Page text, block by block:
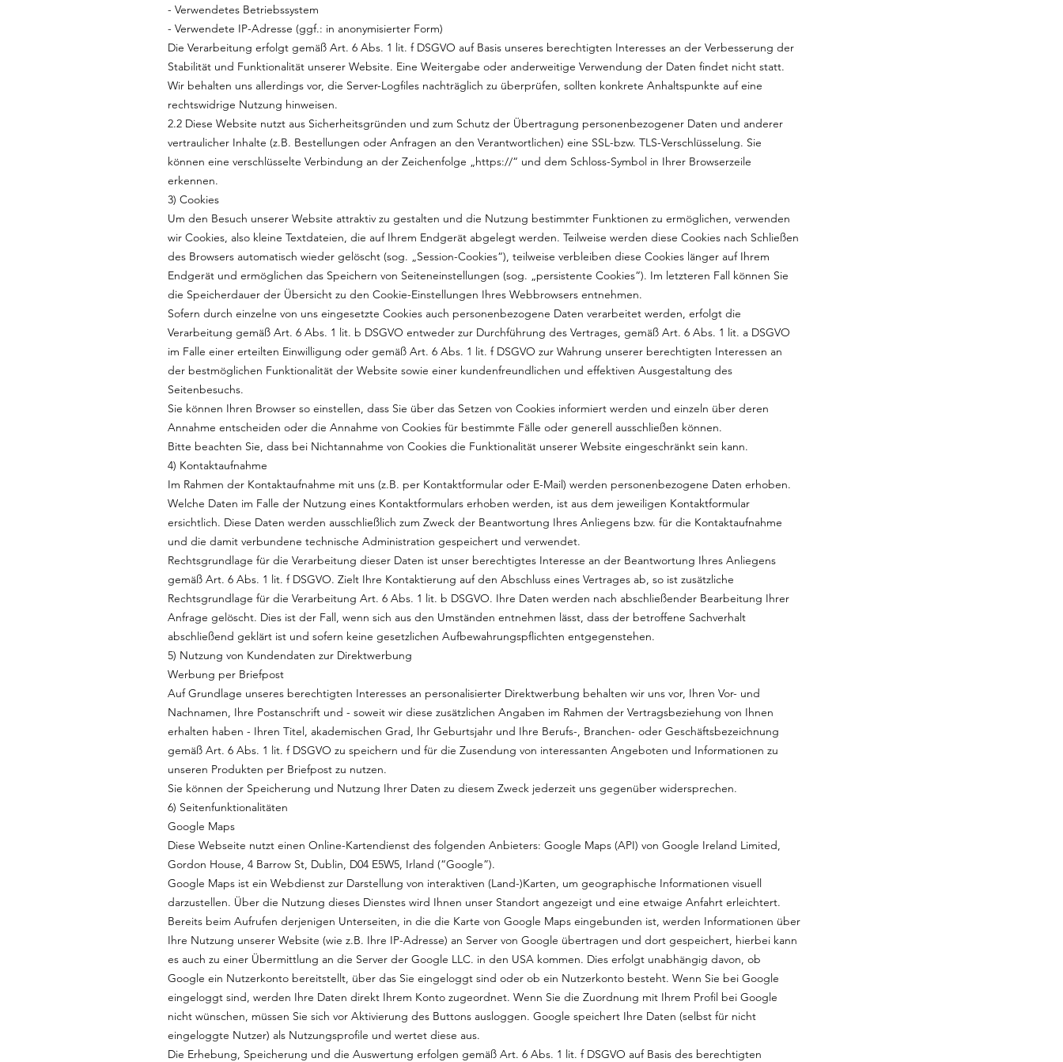
- Verwendetes Betriebssystem
- Verwendete IP-Adresse (ggf.: in anonymisierter Form)
Die Verarbeitung erfolgt gemäß Art. 6 Abs. 1 lit. f DSGVO auf Basis unseres berechtigten Interesses an der Verbesserung der
Stabilität und Funktionalität unserer Website. Eine Weitergabe oder anderweitige Verwendung der Daten findet nicht statt.
Wir behalten uns allerdings vor, die Server-Logfiles nachträglich zu überprüfen, sollten konkrete Anhaltspunkte auf eine
rechtswidrige Nutzung hinweisen.
2.2 Diese Website nutzt aus Sicherheitsgründen und zum Schutz der Übertragung personenbezogener Daten und anderer
vertraulicher Inhalte (z.B. Bestellungen oder Anfragen an den Verantwortlichen) eine SSL-bzw. TLS-Verschlüsselung. Sie
können eine verschlüsselte Verbindung an der Zeichenfolge „https://“ und dem Schloss-Symbol in Ihrer Browserzeile
erkennen.
3) Cookies
Um den Besuch unserer Website attraktiv zu gestalten und die Nutzung bestimmter Funktionen zu ermöglichen, verwenden
wir Cookies, also kleine Textdateien, die auf Ihrem Endgerät abgelegt werden. Teilweise werden diese Cookies nach Schließen
des Browsers automatisch wieder gelöscht (sog. „Session-Cookies“), teilweise verbleiben diese Cookies länger auf Ihrem
Endgerät und ermöglichen das Speichern von Seiteneinstellungen (sog. „persistente Cookies“). Im letzteren Fall können Sie
die Speicherdauer der Übersicht zu den Cookie-Einstellungen Ihres Webbrowsers entnehmen.
Sofern durch einzelne von uns eingesetzte Cookies auch personenbezogene Daten verarbeitet werden, erfolgt die
Verarbeitung gemäß Art. 6 Abs. 1 lit. b DSGVO entweder zur Durchführung des Vertrages, gemäß Art. 6 Abs. 1 lit. a DSGVO
im Falle einer erteilten Einwilligung oder gemäß Art. 6 Abs. 1 lit. f DSGVO zur Wahrung unserer berechtigten Interessen an
der bestmöglichen Funktionalität der Website sowie einer kundenfreundlichen und effektiven Ausgestaltung des
Seitenbesuchs.
Sie können Ihren Browser so einstellen, dass Sie über das Setzen von Cookies informiert werden und einzeln über deren
Annahme entscheiden oder die Annahme von Cookies für bestimmte Fälle oder generell ausschließen können.
Bitte beachten Sie, dass bei Nichtannahme von Cookies die Funktionalität unserer Website eingeschränkt sein kann.
4) Kontaktaufnahme
Im Rahmen der Kontaktaufnahme mit uns (z.B. per Kontaktformular oder E-Mail) werden personenbezogene Daten erhoben.
Welche Daten im Falle der Nutzung eines Kontaktformulars erhoben werden, ist aus dem jeweiligen Kontaktformular
ersichtlich. Diese Daten werden ausschließlich zum Zweck der Beantwortung Ihres Anliegens bzw. für die Kontaktaufnahme
und die damit verbundene technische Administration gespeichert und verwendet.
Rechtsgrundlage für die Verarbeitung dieser Daten ist unser berechtigtes Interesse an der Beantwortung Ihres Anliegens
gemäß Art. 6 Abs. 1 lit. f DSGVO. Zielt Ihre Kontaktierung auf den Abschluss eines Vertrages ab, so ist zusätzliche
Rechtsgrundlage für die Verarbeitung Art. 6 Abs. 1 lit. b DSGVO. Ihre Daten werden nach abschließender Bearbeitung Ihrer
Anfrage gelöscht. Dies ist der Fall, wenn sich aus den Umständen entnehmen lässt, dass der betroffene Sachverhalt
abschließend geklärt ist und sofern keine gesetzlichen Aufbewahrungspflichten entgegenstehen.
5) Nutzung von Kundendaten zur Direktwerbung
Werbung per Briefpost
Auf Grundlage unseres berechtigten Interesses an personalisierter Direktwerbung behalten wir uns vor, Ihren Vor- und
Nachnamen, Ihre Postanschrift und - soweit wir diese zusätzlichen Angaben im Rahmen der Vertragsbeziehung von Ihnen
erhalten haben - Ihren Titel, akademischen Grad, Ihr Geburtsjahr und Ihre Berufs-, Branchen- oder Geschäftsbezeichnung
gemäß Art. 6 Abs. 1 lit. f DSGVO zu speichern und für die Zusendung von interessanten Angeboten und Informationen zu
unseren Produkten per Briefpost zu nutzen.
Sie können der Speicherung und Nutzung Ihrer Daten zu diesem Zweck jederzeit uns gegenüber widersprechen.
6) Seitenfunktionalitäten
Google Maps
Diese Webseite nutzt einen Online-Kartendienst des folgenden Anbieters: Google Maps (API) von Google Ireland Limited,
Gordon House, 4 Barrow St, Dublin, D04 E5W5, Irland (“Google”).
Google Maps ist ein Webdienst zur Darstellung von interaktiven (Land-)Karten, um geographische Informationen visuell
darzustellen. Über die Nutzung dieses Dienstes wird Ihnen unser Standort angezeigt und eine etwaige Anfahrt erleichtert.
Bereits beim Aufrufen derjenigen Unterseiten, in die die Karte von Google Maps eingebunden ist, werden Informationen über
Ihre Nutzung unserer Website (wie z.B. Ihre IP-Adresse) an Server von Google übertragen und dort gespeichert, hierbei kann
es auch zu einer Übermittlung an die Server der Google LLC. in den USA kommen. Dies erfolgt unabhängig davon, ob
Google ein Nutzerkonto bereitstellt, über das Sie eingeloggt sind oder ob ein Nutzerkonto besteht. Wenn Sie bei Google
eingeloggt sind, werden Ihre Daten direkt Ihrem Konto zugeordnet. Wenn Sie die Zuordnung mit Ihrem Profil bei Google
nicht wünschen, müssen Sie sich vor Aktivierung des Buttons ausloggen. Google speichert Ihre Daten (selbst für nicht
eingeloggte Nutzer) als Nutzungsprofile und wertet diese aus.
Die Erhebung, Speicherung und die Auswertung erfolgen gemäß Art. 6 Abs. 1 lit. f DSGVO auf Basis des berechtigten